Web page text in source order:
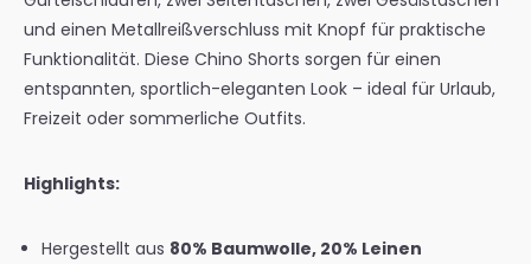
und einen Metallreißverschluss mit Knopf für praktische
Funktionalität. Diese Chino Shorts sorgen für einen
entspannten, sportlich-eleganten Look – ideal für Urlaub,
Freizeit oder sommerliche Outfits.
Highlights:
Hergestellt aus 80% Baumwolle, 20% Leinen